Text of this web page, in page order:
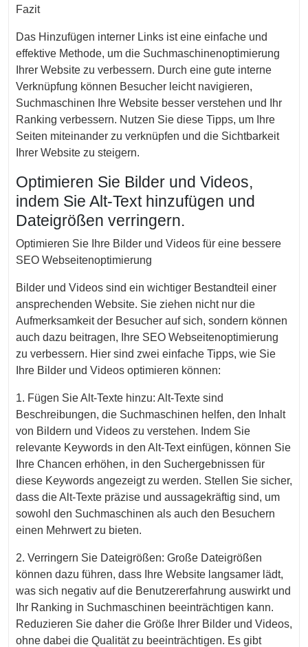
Fazit
Das Hinzufügen interner Links ist eine einfache und
effektive Methode, um die Suchmaschinenoptimierung
Ihrer Website zu verbessern. Durch eine gute interne
Verknüpfung können Besucher leicht navigieren,
Suchmaschinen Ihre Website besser verstehen und Ihr
Ranking verbessern. Nutzen Sie diese Tipps, um Ihre
Seiten miteinander zu verknüpfen und die Sichtbarkeit
Ihrer Website zu steigern.
Optimieren Sie Bilder und Videos,
indem Sie Alt-Text hinzufügen und
Dateigrößen verringern.
Optimieren Sie Ihre Bilder und Videos für eine bessere
SEO Webseitenoptimierung
Bilder und Videos sind ein wichtiger Bestandteil einer
ansprechenden Website. Sie ziehen nicht nur die
Aufmerksamkeit der Besucher auf sich, sondern können
auch dazu beitragen, Ihre SEO Webseitenoptimierung
zu verbessern. Hier sind zwei einfache Tipps, wie Sie
Ihre Bilder und Videos optimieren können:
1. Fügen Sie Alt-Texte hinzu: Alt-Texte sind
Beschreibungen, die Suchmaschinen helfen, den Inhalt
von Bildern und Videos zu verstehen. Indem Sie
relevante Keywords in den Alt-Text einfügen, können Sie
Ihre Chancen erhöhen, in den Suchergebnissen für
diese Keywords angezeigt zu werden. Stellen Sie sicher,
dass die Alt-Texte präzise und aussagekräftig sind, um
sowohl den Suchmaschinen als auch den Besuchern
einen Mehrwert zu bieten.
2. Verringern Sie Dateigrößen: Große Dateigrößen
können dazu führen, dass Ihre Website langsamer lädt,
was sich negativ auf die Benutzererfahrung auswirkt und
Ihr Ranking in Suchmaschinen beeinträchtigen kann.
Reduzieren Sie daher die Größe Ihrer Bilder und Videos,
ohne dabei die Qualität zu beeinträchtigen. Es gibt